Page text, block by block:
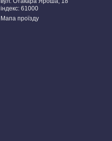
індекс: 61000
Мапа проїзду